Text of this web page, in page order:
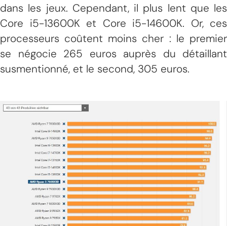
dans les jeux. Cependant, il plus lent que les
Core i5-13600K et Core i5-14600K. Or, ces
processeurs coûtent moins cher : le premier
se négocie 265 euros auprès du détaillant
susmentionné, et le second, 305 euros.